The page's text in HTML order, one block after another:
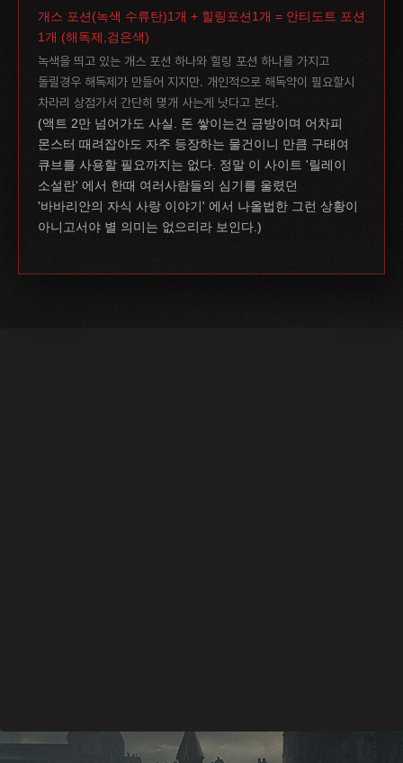
개스 포션(녹색 수류탄)1개 + 힐링포션1개 = 안티도트 포션
1개 (해독제,검은색)
녹색을 띄고 있는 개스 포션 하나와 힐링 포션 하나를 가지고
돌릴경우 해독제가 만들어 지지만. 개인적으로 해독약이 필요할시
차라리 상점가서 간단히 몇개 사는게 낫다고 본다.
(액트 2만 넘어가도 사실. 돈 쌓이는건 금방이며 어차피
몬스터 때려잡아도 자주 등장하는 물건이니 만큼 구태여
큐브를 사용할 필요까지는 없다. 정말 이 사이트 '릴레이
소설란' 에서 한때 여러사람들의 심기를 울렸던
'바바리안의 자식 사랑 이야기' 에서 나올법한 그런 상황이
아니고서야 별 의미는 없으리라 보인다.)